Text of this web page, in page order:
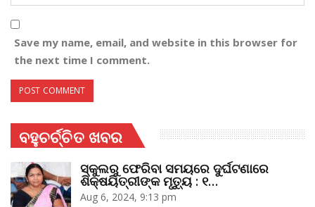
Save my name, email, and website in this browser for
the next time I comment.
ବହୁଚର୍ଚ୍ଚିତ ଖବର
ସ୍କୁଲରୁ ଫେରିବା ସମୟରେ ଦୁର୍ଘଟଣାରେ
ଶିକ୍ଷୟିତ୍ରୀଙ୍କ ମୃତ୍ୟୁ : ୧…
Aug 6, 2024, 9:13 pm